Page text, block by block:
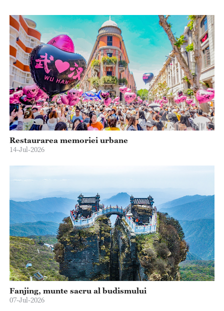
Restaurarea memoriei urbane
14-Jul-2026
Fanjing, munte sacru al budismului
07-Jul-2026